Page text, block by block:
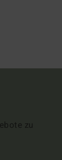
zu